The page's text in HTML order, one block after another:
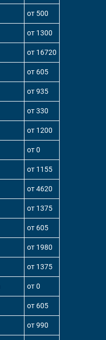
от 500
от 1300
от 16720
от 605
от 935
от 330
от 1200
от 0
от 1155
от 4620
от 1375
от 605
от 1980
от 1375
от 0
от 605
от 990